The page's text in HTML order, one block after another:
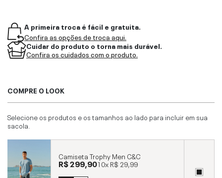
A primeira troca é fácil e gratuita.
Confira as opções de troca aqui.
Cuidar do produto o torna mais durável.
Confira os cuidados com o produto.
COMPRE O LOOK
Selecione os produtos e os tamanhos ao lado para incluir em sua
sacola.
Camiseta Trophy Men C&C
R$ 299,9010xR$ 29,99